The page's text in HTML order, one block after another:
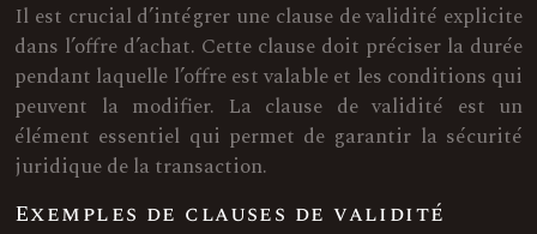
Il est crucial d’intégrer une clause de validité explicite
dans l’offre d’achat. Cette clause doit préciser la durée
pendant laquelle l’offre est valable et les conditions qui
peuvent la modifier. La clause de validité est un
élément essentiel qui permet de garantir la sécurité
juridique de la transaction.
Exemples de clauses de validité